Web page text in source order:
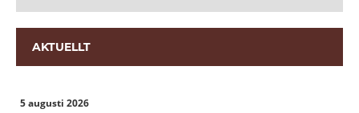
AKTUELLT
5 augusti 2026